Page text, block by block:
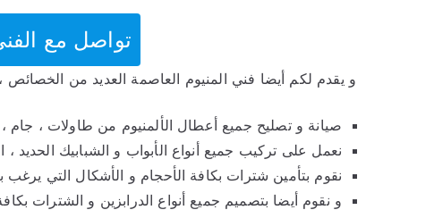
تواصل مع الفني
و يقدم لكم أيضا فني المنيوم العاصمة العديد من
صيانة و تصليح جميع أعطال الألمنيوم من طاولات ، جام ،
نعمل على تركيب جميع أنواع الأبواب و الشبابيك الحديد
نقوم بتأمين شترات بكافة الأحجام و الأشكال التي يرغب
و نقوم أيضا بتصميم جميع أنواع الدرابزين و الشترات